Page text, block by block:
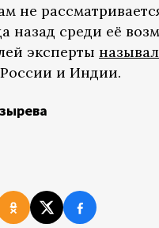
не
назад среди её
эксперты
и Индии.